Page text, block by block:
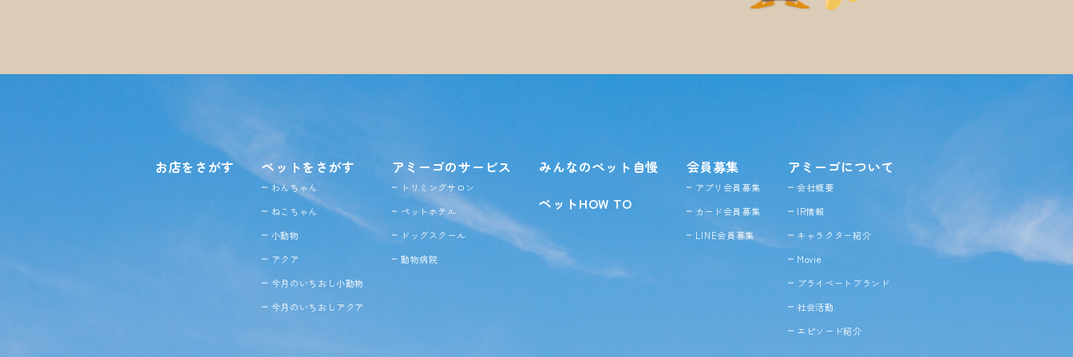
お店をさがす ペットをさがす
わんちゃん
ねこちゃん
小動物
アクア
今月のいちおし小動物
今月のいちおしアクア
アミーゴのサービス
トリミングサロン
ペットホテル
ドッグスクール
動物病院
みんなのペット自慢
ペットHOW TO
会員募集
アプリ会員募集
カード会員募集
LINE会員募集
アミーゴについて
会社概要
IR情報
キャラクター紹介
Movie
プライベートブランド
社会活動
エピソード紹介